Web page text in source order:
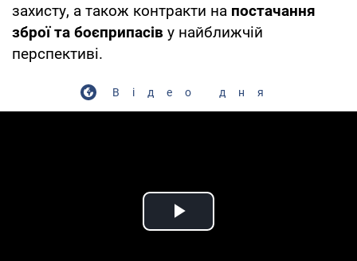
захисту, а також контракти на постачання
зброї та боєприпасів у найближчій
перспективі.
Відео дня
Play Video